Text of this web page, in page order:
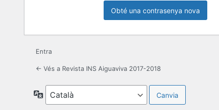
Entra
← Vés a Revista INS Aiguaviva 2017-2018
Idioma